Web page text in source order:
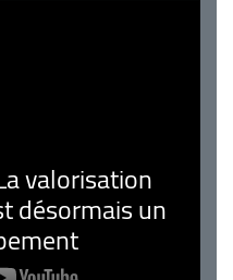
valorisation
désormais un